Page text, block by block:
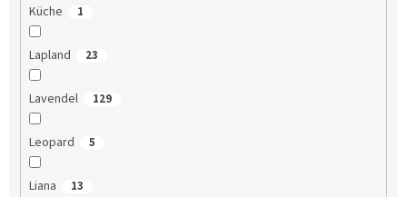
Küche 1
Lapland 23
Lavendel 129
Leopard 5
Liana 13